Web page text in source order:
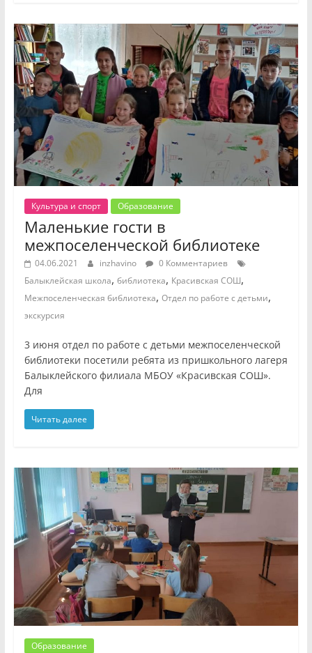
Культура и спорт Образование
Маленькие гости в
межпоселенческой библиотеке
04.06.2021 inzhavino
0 Комментариев
Балыклейская школа, библиотека, Красивская СОШ,
Межпоселенческая библиотека, Отдел по работе с детьми,
экскурсия
3 июня отдел по работе с детьми межпоселенческой
библиотеки посетили ребята из пришкольного лагеря
Балыклейского филиала МБОУ «Красивская СОШ».
Для
Читать далее
Образование